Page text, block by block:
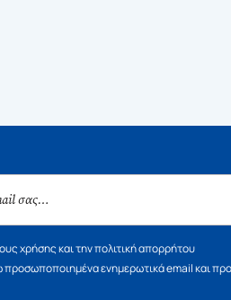
χρήσης και την πολιτική απορρήτου
ενημερωτικά email και